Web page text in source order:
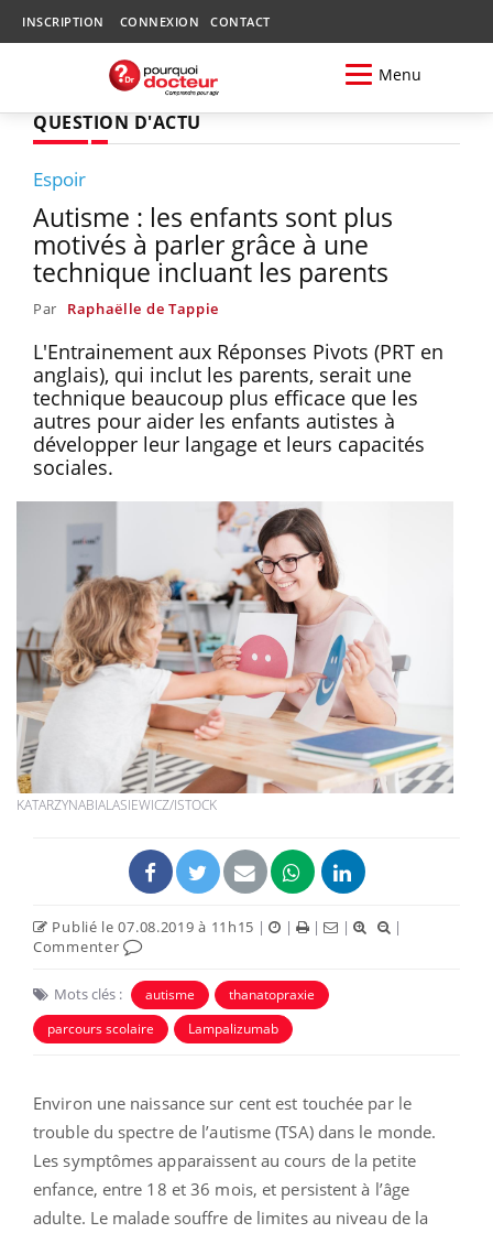
INSCRIPTION CONNEXION CONTACT
Menu
QUESTION D'ACTU
Espoir
Autisme : les enfants sont plus
motivés à parler grâce à une
technique incluant les parents
Par Raphaëlle de Tappie
L'Entrainement aux Réponses Pivots (PRT en
anglais), qui inclut les parents, serait une
technique beaucoup plus efficace que les
autres pour aider les enfants autistes à
développer leur langage et leurs capacités
sociales.
KATARZYNABIALASIEWICZ/ISTOCK
Publié le 07.08.2019 à 11h15 | | | |
|
Commenter
Mots clés : autisme
thanatopraxie
parcours scolaire
Lampalizumab
Environ une naissance sur cent est touchée par le
trouble du spectre de l’autisme (TSA) dans le monde.
Les symptômes apparaissent au cours de la petite
enfance, entre 18 et 36 mois, et persistent à l’âge
adulte. Le malade souffre de limites au niveau de la